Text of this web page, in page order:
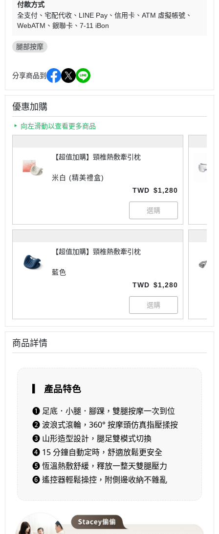
付款方式
全支付
宅配代收 LINE Pay 信用卡
ATM 虛擬帳號
WebATM
銀聯卡 7-11 iBon
腿部按摩
分享商品到
優惠加購
向左滑動以查看更多商品
【超值加購】頸椎熱敷牽引枕
米白 (精美禮盒)
TWD $1,280
【超值加購】頸椎熱敷牽引枕
藍色
TWD $1,280
商品詳情
▎ 產品特色
❶ 足底．小腿．腳踝，雙腿按摩一次到位
❷ 波浪式滾輪，360° 按摩頭仿真指壓揉按
❸ 山形造型設計，腿足雙模式切換
❹ 15 分鐘自動定時，舒適放鬆更安全
❺ 恆溫熱敷舒緩，釋放一整天雙腿壓力
❻ 遙控器輕鬆操控，附側邊收納不雜亂